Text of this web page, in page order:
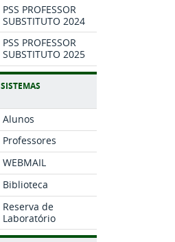
PSS PROFESSOR
SUBSTITUTO 2024
PSS PROFESSOR
SUBSTITUTO 2025
SISTEMAS
Alunos
Professores
WEBMAIL
Biblioteca
Reserva de
Laboratório